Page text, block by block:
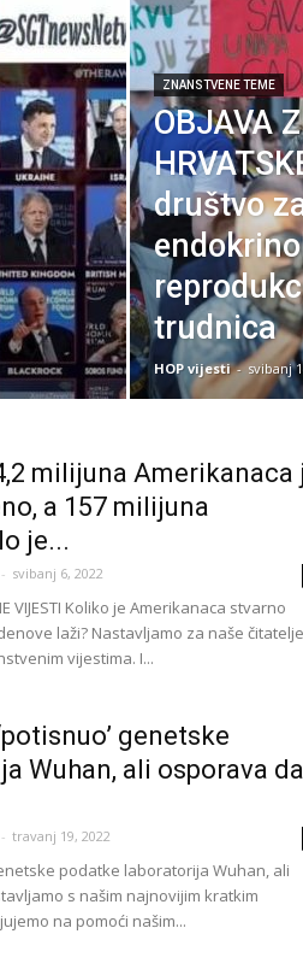
ZNANSTVENE TEME
OBJAVA
društvo
trudnica
HOP vijesti - svibanj
milijuna Amerikanaca
a 157 milijuna
je...
- svibanj 6, 2022
VIJESTI Koliko je Amerikanaca stvarno
laži? Nastavljamo za naše
vijestima. I...
genetske
Wuhan, ali osporava da
- travanj 19, 2022
podatke laboratorija Wuhan, ali
s našim najnovijim kratkim
na pomoći našim...